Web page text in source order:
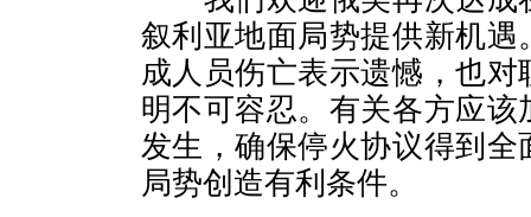
叙利亚地面局势提供新机
成人员伤亡表示遗憾，也
明不可容忍。有关各方应
发生，确保停火协议得到
局势创造有利条件。